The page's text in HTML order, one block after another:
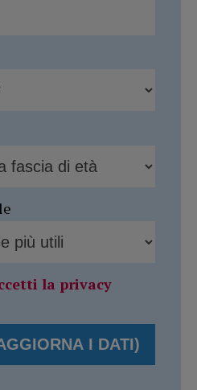
la privacy